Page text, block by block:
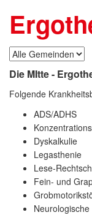
Die MItte -
Folgende
ADS/ADHS
Dyskalkulie
Legasthenie
Lese-
Fein- und